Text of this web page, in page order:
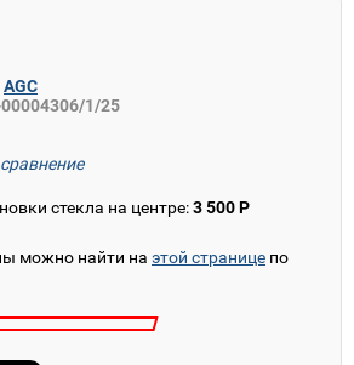
AGC
1/25
стекла на центре:3 500 Р
можно найти на этой странице по